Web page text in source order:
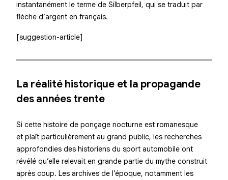
instantanément le terme de Silberpfeil, qui se traduit par
flèche d’argent en français.
[suggestion-article]
La réalité historique et la propagande
des années trente
Si cette histoire de ponçage nocturne est romanesque
et plaît particulièrement au grand public, les recherches
approfondies des historiens du sport automobile ont
révélé qu’elle relevait en grande partie du mythe construit
après coup. Les archives de l’époque, notamment les